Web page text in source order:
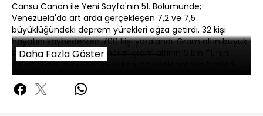
Cansu Canan ile Yeni Sayfa'nın 51. Bölümünde;
Venezuela'da art arda gerçekleşen 7,2 ve 7,5
büyüklüğündeki deprem yürekleri ağza getirdi. 32 kişi
hayatını kaybederken 700 kişi yaralandı. Gram altın büyük
bir düşüş yaşadı. Yatırımcılar gram altının 6 bin TL'nin
Doç. Dr. Filiz Eryılmaz, gram altındaki sert düşüşü
değerlendirdi. Acil servise ilginç başvurular Yeni Sayfa'da
Daha Fazla Göster